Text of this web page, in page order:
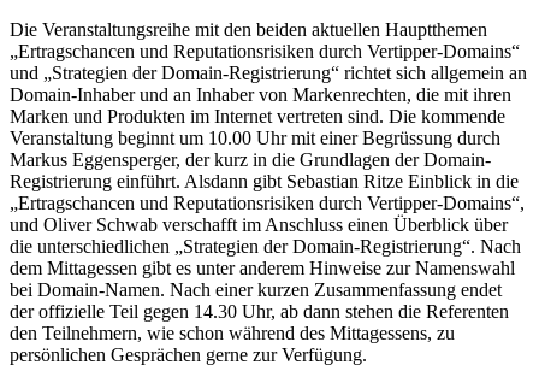
Die Veranstaltungsreihe mit den beiden aktuellen Hauptthemen
„Ertragschancen und Reputationsrisiken durch Vertipper-Domains“
und „Strategien der Domain-Registrierung“ richtet sich allgemein an
Domain-Inhaber und an Inhaber von Markenrechten, die mit ihren
Marken und Produkten im Internet vertreten sind. Die kommende
Veranstaltung beginnt um 10.00 Uhr mit einer Begrüssung durch
Markus Eggensperger, der kurz in die Grundlagen der Domain-
Registrierung einführt. Alsdann gibt Sebastian Ritze Einblick in die
„Ertragschancen und Reputationsrisiken durch Vertipper-Domains“,
und Oliver Schwab verschafft im Anschluss einen Überblick über
die unterschiedlichen „Strategien der Domain-Registrierung“. Nach
dem Mittagessen gibt es unter anderem Hinweise zur Namenswahl
bei Domain-Namen. Nach einer kurzen Zusammenfassung endet
der offizielle Teil gegen 14.30 Uhr, ab dann stehen die Referenten
den Teilnehmern, wie schon während des Mittagessens, zu
persönlichen Gesprächen gerne zur Verfügung.